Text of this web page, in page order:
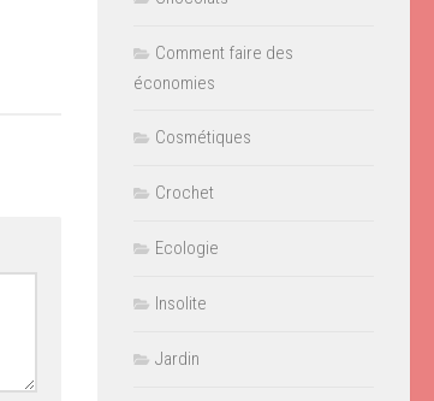
Comment faire des
économies
Cosmétiques
Crochet
Ecologie
Insolite
Jardin